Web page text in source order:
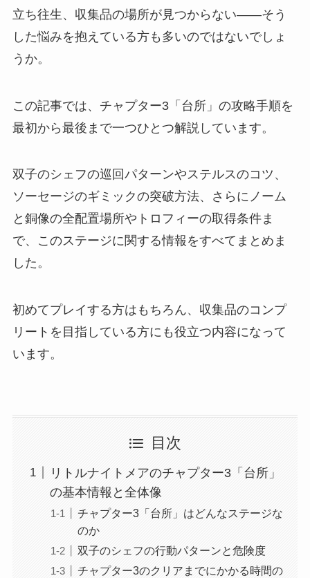
立ち往生、収集品の場所が見つからない——そう
した悩みを抱えている方も多いのではないでしょ
うか。
この記事では、チャプター3「台所」の攻略手順を
最初から最後まで一つひとつ解説しています。
双子のシェフの巡回パターンやステルスのコツ、
ソーセージのギミックの突破方法、さらにノーム
と銅像の全配置場所やトロフィーの取得条件ま
で、このステージに関する情報をすべてまとめま
した。
初めてプレイする方はもちろん、収集品のコンプ
リートを目指している方にも役立つ内容になって
います。
目次
リトルナイトメアのチャプター3「台所」
の基本情報と全体像
チャプター3「台所」はどんなステージな
のか
双子のシェフの行動パターンと危険度
チャプター3のクリアまでにかかる時間の